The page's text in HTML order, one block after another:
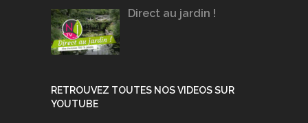
Direct au jardin !
RETROUVEZ TOUTES NOS VIDEOS SUR
YOUTUBE